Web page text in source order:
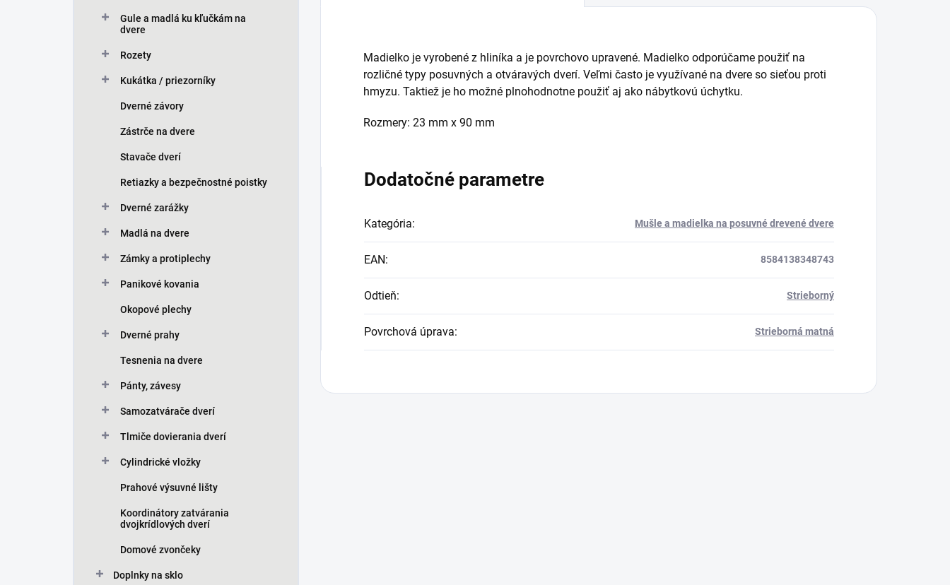
Gule a madlá ku kľučkám na
dvere
Rozety
Kukátka / priezorníky
Dverné závory
Zástrče na dvere
Stavače dverí
Retiazky a bezpečnostné poistky
Dverné zarážky
Madlá na dvere
Zámky a protiplechy
Panikové kovania
Okopové plechy
Dverné prahy
Tesnenia na dvere
Pánty, závesy
Samozatvárače dverí
Tlmiče dovierania dverí
Cylindrické vložky
Prahové výsuvné lišty
Koordinátory zatvárania
dvojkrídlových dverí
Domové zvončeky
Doplnky na sklo
Madielko je vyrobené z hliníka a je povrchovo upravené. Madielko odporúčame použiť na
rozličné typy posuvných a otváravých dverí. Veľmi často je využívané na dvere so sieťou proti
hmyzu. Taktiež je ho možné plnohodnotne použiť aj ako nábytkovú úchytku.
Rozmery: 23 mm x 90 mm
Dodatočné parametre
Kategória: Mušle a madielka na posuvné drevené dvere
EAN: 8584138348743
Odtieň: Strieborný
Povrchová úprava: Strieborná matná